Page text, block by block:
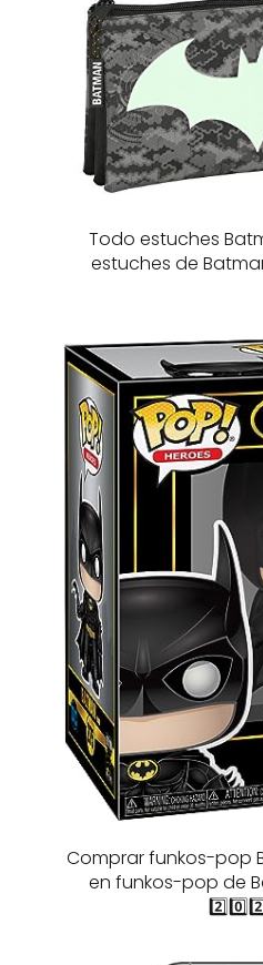
Todo estuches
estuches de
Comprar funkos-pop
en funkos-pop de